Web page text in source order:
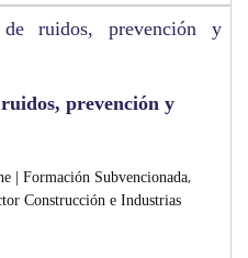
prevención y
| Formación Subvencionada,
Construcción e Industrias